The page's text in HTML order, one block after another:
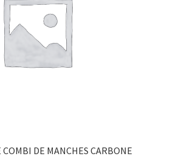
COMBI DE MANCHES CARBONE